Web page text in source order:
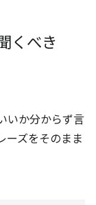
くべき
いか分からず言
ーズをそのまま